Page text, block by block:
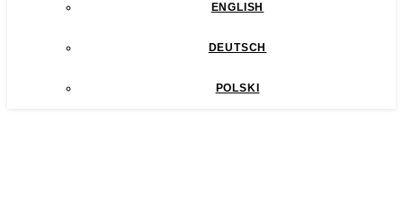
ENGLISH
DEUTSCH
POLSKI